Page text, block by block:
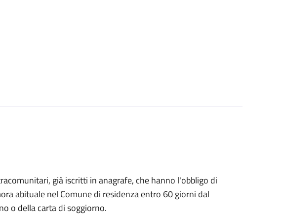
già iscritti in anagrafe, che hanno l'obbligo di
abituale nel Comune di residenza entro 60 giorni dal
o della carta di soggiorno.